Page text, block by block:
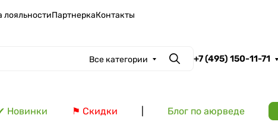
лояльностиПартнеркаКонтакты
Все категории Поиск
+7 (495) 150-11-71
Новинки ⚑ Скидки Блог по аюрведе